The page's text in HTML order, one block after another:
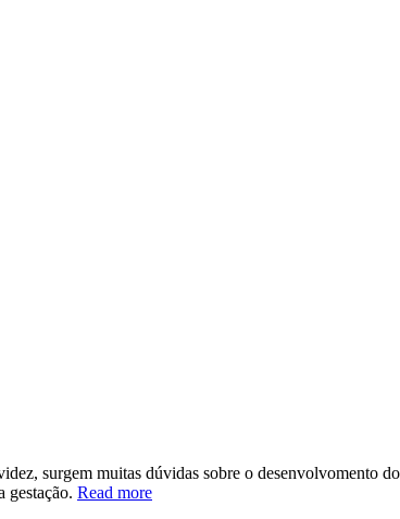
surgem muitas dúvidas sobre o desenvolvomento
gestação. Read more